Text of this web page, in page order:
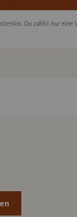
Du zahlst nur eine